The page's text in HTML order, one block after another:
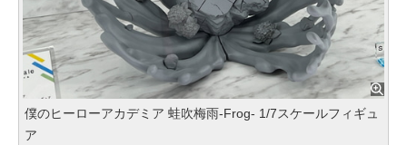
僕のヒーローアカデミア 蛙吹梅雨-Frog- 1/7スケールフィギュ
ア